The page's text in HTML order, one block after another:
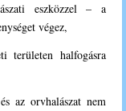
eszközzel – a
végez,
területen halfogásra
az orvhalászat nem